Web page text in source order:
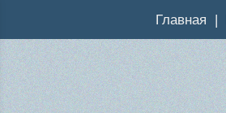
Главная